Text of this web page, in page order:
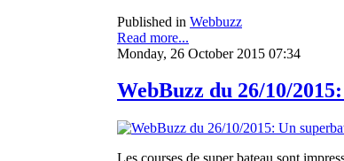
Published in Webbuzz
Read more...
Monday, 26 October 2015 07:34
WebBuzz du 26/10/